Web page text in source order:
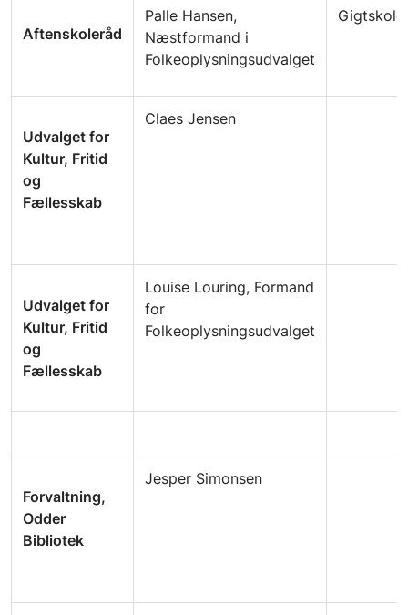
Aftenskoleråd
Palle Hansen,
Næstformand i
Folkeoplysningsudvalget
Udvalget for
Kultur, Fritid
og
Fællesskab
Claes Jensen
Udvalget for
Kultur, Fritid
og
Fællesskab
Louise Louring, Formand
for
Folkeoplysningsudvalget
Forvaltning,
Odder
Bibliotek
Jesper Simonsen